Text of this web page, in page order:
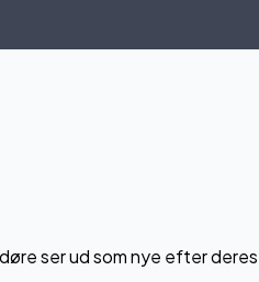
ser ud som nye efter